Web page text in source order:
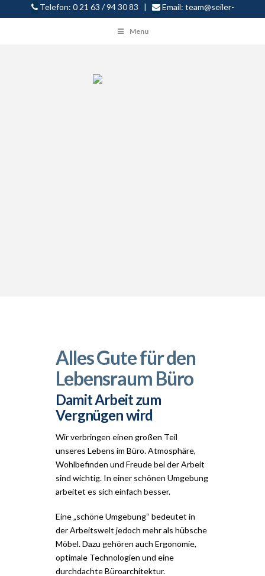
Telefon: 0 21 63 / 94 30 83 | Email: team@seiler-
buerokonzepte.de
Menu
Alles Gute für den
Lebensraum Büro
Damit Arbeit zum
Vergnügen wird
Wir verbringen einen großen Teil
unseres Lebens im Büro. Atmosphäre,
Wohlbefinden und Freude bei der Arbeit
sind wichtig. In einer schönen Umgebung
arbeitet es sich einfach besser.
Eine „schöne Umgebung“ bedeutet in
der Arbeitswelt jedoch mehr als hübsche
Möbel. Dazu gehören auch Ergonomie,
optimale Technologien und eine
durchdachte Büroarchitektur.